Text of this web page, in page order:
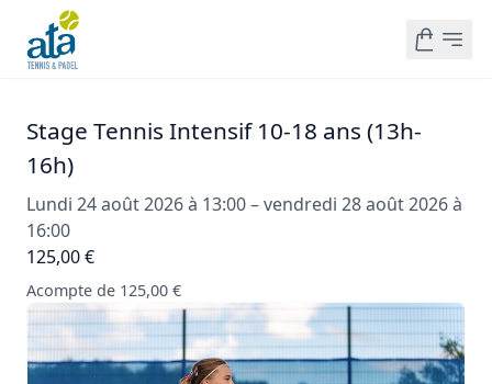
Stage Tennis Intensif 10-18 ans (13h-
16h)
Lundi 24 août 2026 à 13:00 – vendredi 28 août 2026 à
16:00
125,00 €
Acompte de 125,00 €